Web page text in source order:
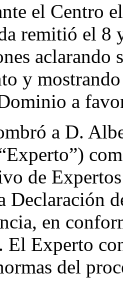
el Centro
remitió el 8
aclarando
y
a
a D.
de
Declaración
en
El Experto
del